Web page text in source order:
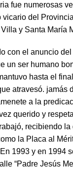
fue numerosas
vicario del
y Santa María
con el anuncio
un ser humano
hasta el
atravesó. jamás
a la
querido y
recibiendo
la Placa al
1993 y en 1994
“Padre Jesús